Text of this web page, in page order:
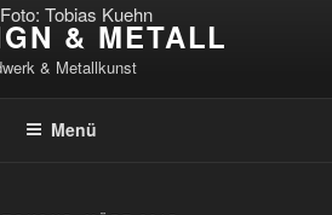
& METALL
& Metallkunst
Menü